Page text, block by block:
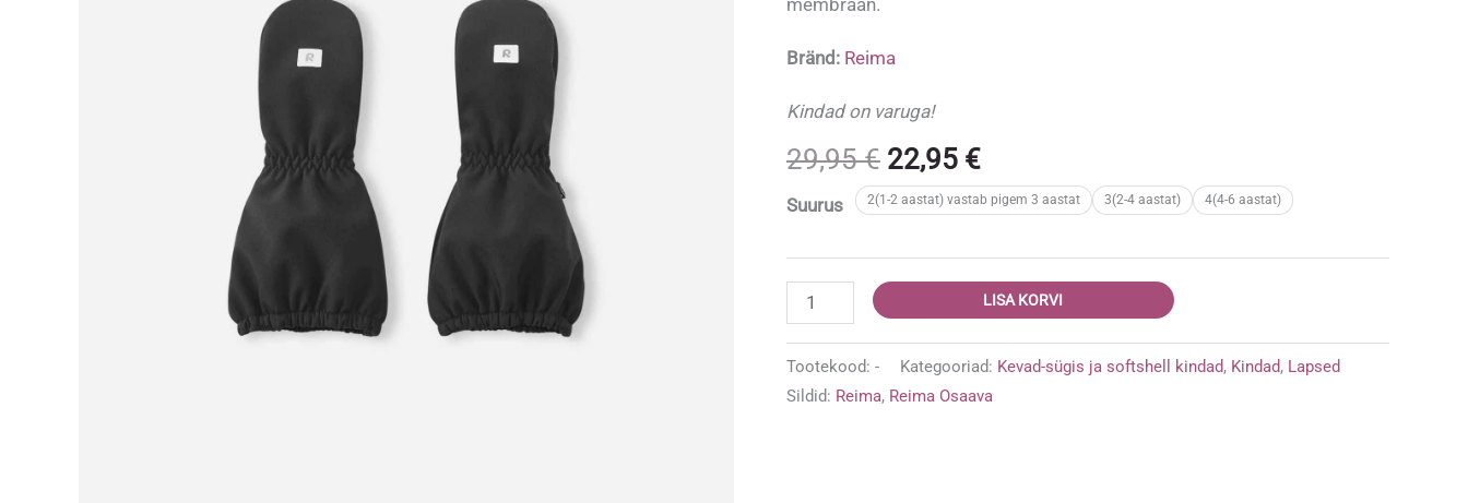
membraan.
Bränd: Reima
Kindad on varuga!
29,95€ Algne
hind
oli:
22,95 €Praegune
hind
on:
Suurus 2(1-2 aastat) vastab pigem 3 aastat 3(2-4 aastat) 4(4-6 aastat)
Reima
Osaava
LISA KORVI
Tootekood: - Kategooriad: Kevad-sügis ja softshell kindad, Kindad, Lapsed
Sildid: Reima, Reima Osaava